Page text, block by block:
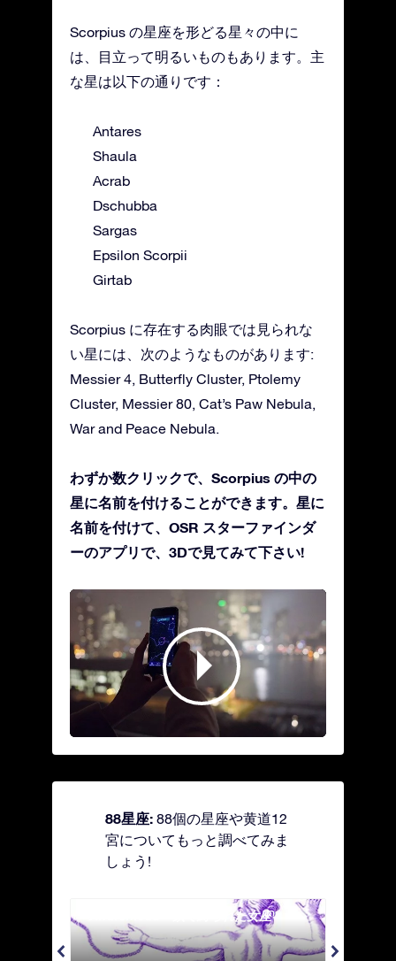
Scorpius の星座を形どる星々の中に
は、目立って明るいものもあります。主
な星は以下の通りです：
Antares
Shaula
Acrab
Dschubba
Sargas
Epsilon Scorpii
Girtab
Scorpius に存在する肉眼では見られな
い星には、次のようなものがあります:
Messier 4, Butterfly Cluster, Ptolemy
Cluster, Messier 80, Cat’s Paw Nebula,
War and Peace Nebula.
わずか数クリックで、Scorpius の中の
星に名前を付けることができます。星に
名前を付けて、OSR スターファインダ
ーのアプリで、3Dで見てみて下さい!
88星座: 88個の星座や黄道12
宮についてもっと調べてみま
しょう!
Andromeda - 鎖で縛られた女座